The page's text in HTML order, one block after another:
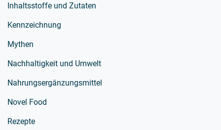
Inhaltsstoffe und Zutaten
Kennzeichnung
Mythen
Nachhaltigkeit und Umwelt
Nahrungsergänzungsmittel
Novel Food
Rezepte